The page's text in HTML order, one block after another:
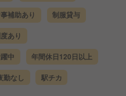
補助あり 制服貸与
あり
中 年間休日120日以上
勤なし 駅チカ